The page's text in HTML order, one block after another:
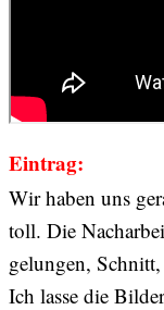
Eintrag:
Wir haben uns
toll. Die
gelungen,
Ich lasse die